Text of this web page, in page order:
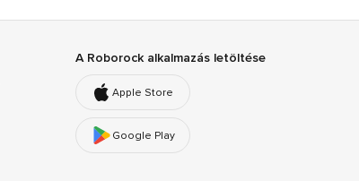
A Roborock alkalmazás letöltése
Apple Store
Google Play